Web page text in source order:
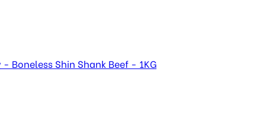
Boneless Shin Shank Beef - 1KG